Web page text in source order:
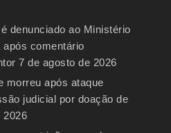
denunciado ao Ministério
após comentário
7 de agosto de 2026
morreu após ataque
judicial por doação de
2026